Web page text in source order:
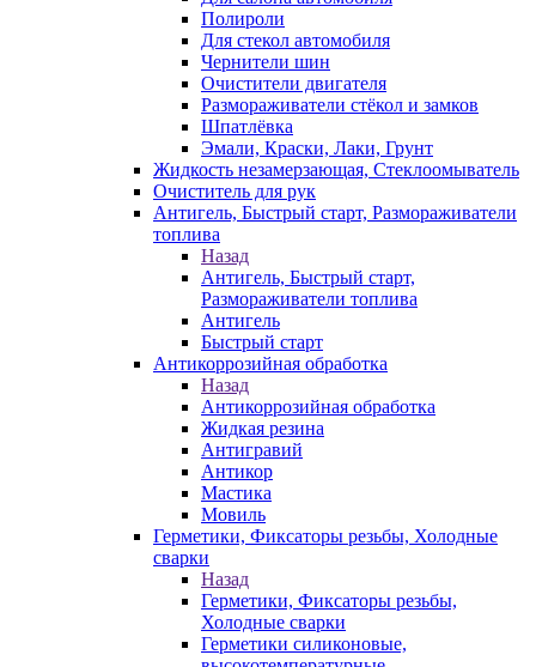
Полироли
Для стекол автомобиля
Чернители шин
Очистители двигателя
Размораживатели стёкол и замков
Шпатлёвка
Эмали, Краски, Лаки, Грунт
Жидкость незамерзающая, Стеклоомыватель
Очиститель для рук
Антигель, Быстрый старт, Размораживатели
топлива
Назад
Антигель, Быстрый старт,
Размораживатели топлива
Антигель
Быстрый старт
Антикоррозийная обработка
Назад
Антикоррозийная обработка
Жидкая резина
Антигравий
Антикор
Мастика
Мовиль
Герметики, Фиксаторы резьбы, Холодные
сварки
Назад
Герметики, Фиксаторы резьбы,
Холодные сварки
Герметики силиконовые,